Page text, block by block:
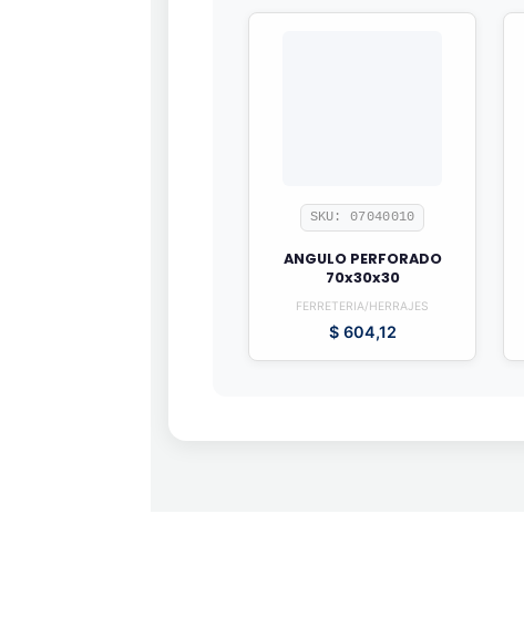
SKU: 07040010
ANGULO PERFORADO
70x30x30
FERRETERIA/HERRAJES
$604,12